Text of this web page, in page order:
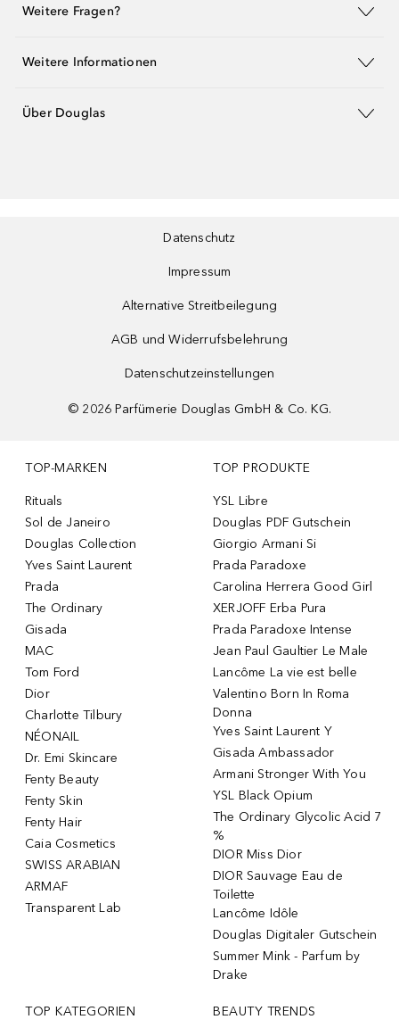
Weitere Fragen?
Weitere Informationen
Über Douglas
Datenschutz
Impressum
Alternative Streitbeilegung
AGB und Widerrufsbelehrung
Datenschutzeinstellungen
© 2026 Parfümerie Douglas GmbH & Co. KG.
TOP-MARKEN
Rituals
Sol de Janeiro
Douglas Collection
Yves Saint Laurent
Prada
The Ordinary
Gisada
MAC
Tom Ford
Dior
Charlotte Tilbury
NÉONAIL
Dr. Emi Skincare
Fenty Beauty
Fenty Skin
Fenty Hair
Caia Cosmetics
SWISS ARABIAN
ARMAF
Transparent Lab
TOP PRODUKTE
YSL Libre
Douglas PDF Gutschein
Giorgio Armani Si
Prada Paradoxe
Carolina Herrera Good Girl
XERJOFF Erba Pura
Prada Paradoxe Intense
Jean Paul Gaultier Le Male
Lancôme La vie est belle
Valentino Born In Roma
Donna
Yves Saint Laurent Y
Gisada Ambassador
Armani Stronger With You
YSL Black Opium
The Ordinary Glycolic Acid 7
%
DIOR Miss Dior
DIOR Sauvage Eau de
Toilette
Lancôme Idôle
Douglas Digitaler Gutschein
Summer Mink - Parfum by
Drake
TOP KATEGORIEN BEAUTY TRENDS